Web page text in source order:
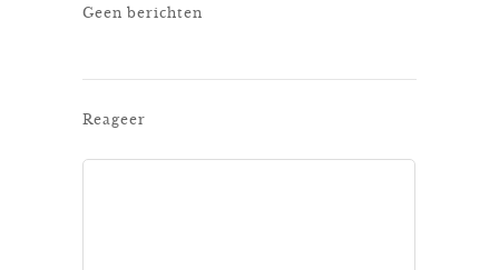
Geen berichten
Reageer